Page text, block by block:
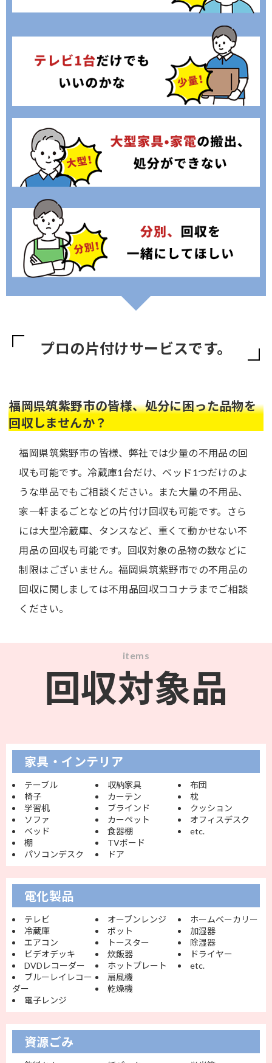
プロの片付けサービスです。
福岡県筑紫野市の皆様、処分に困った品物を
回収しませんか？
福岡県筑紫野市の皆様、弊社では少量の不用品の回
収も可能です。冷蔵庫1台だけ、ベッド1つだけのよ
うな単品でもご相談ください。また大量の不用品、
家一軒まるごとなどの片付け回収も可能です。さら
には大型冷蔵庫、タンスなど、重くて動かせない不
用品の回収も可能です。回収対象の品物の数などに
制限はございません。福岡県筑紫野市での不用品の
回収に関しましては不用品回収ココナラまでご相談
ください。
items
回収対象品
家具・インテリア
テーブル
椅子
学習机
ソファ
ベッド
棚
パソコンデスク
収納家具
カーテン
ブラインド
カーペット
食器棚
TVボード
ドア
布団
枕
クッション
オフィスデスク
etc.
電化製品
テレビ
冷蔵庫
エアコン
ビデオデッキ
DVDレコーダー
ブルーレイレコー
ダー
電子レンジ
オーブンレンジ
ポット
トースター
炊飯器
ホットプレート
扇風機
乾燥機
ホームベーカリー
加湿器
除湿器
ドライヤー
etc.
資源ごみ